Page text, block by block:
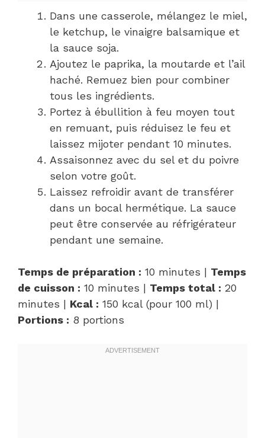
Dans une casserole, mélangez le miel,
le ketchup, le vinaigre balsamique et
la sauce soja.
Ajoutez le paprika, la moutarde et l’ail
haché. Remuez bien pour combiner
tous les ingrédients.
Portez à ébullition à feu moyen tout
en remuant, puis réduisez le feu et
laissez mijoter pendant 10 minutes.
Assaisonnez avec du sel et du poivre
selon votre goût.
Laissez refroidir avant de transférer
dans un bocal hermétique. La sauce
peut être conservée au réfrigérateur
pendant une semaine.
Temps de préparation : 10 minutes | Temps
de cuisson : 10 minutes | Temps total : 20
minutes | Kcal : 150 kcal (pour 100 ml) |
Portions : 8 portions